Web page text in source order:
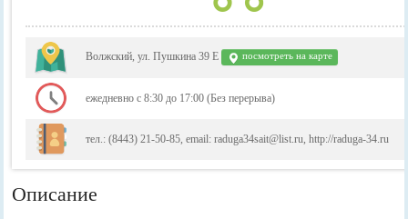
Волжский, ул. Пушкина 39 E посмотреть на карте
ежедневно с 8:30 до 17:00 (Без перерыва)
тел.: (8443) 21-50-85, email: raduga34sait@list.ru, http://raduga-34.ru
Описание